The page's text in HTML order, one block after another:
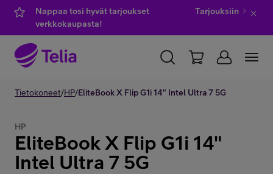
Nappaa tosi hyvät tarjoukset
verkkokaupasta!
Tarjouksiin
YKSITYISILLE YRITYKSILLE WHOLESALE
Kauppa
Tietokoneet/HP/EliteBook X Flip G1i 14" Intel Ultra 7 5G
HP
EliteBook X Flip G1i 14"
Intel Ultra 7 5G